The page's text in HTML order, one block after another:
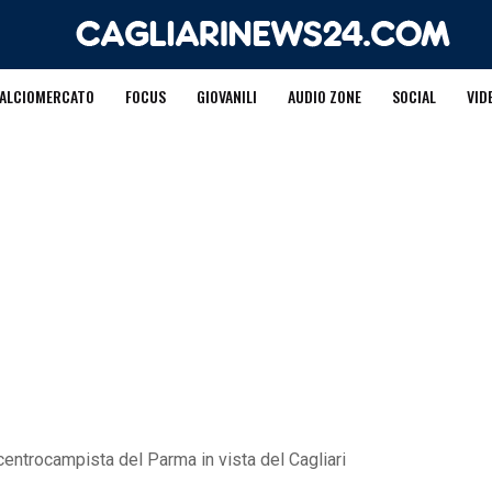
FOCUS GIOVANILI AUDIO ZONE SOCIAL
del Parma in vista del Cagliari